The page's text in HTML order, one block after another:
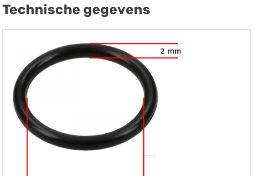
Technische gegevens